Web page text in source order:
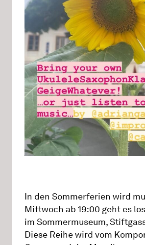
In den Sommerferien wird
Mittwoch ab 19:00 geht es
im Sommermuseum,
Diese Reihe wird vom